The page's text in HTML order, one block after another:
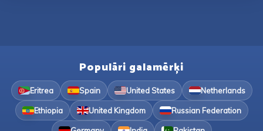
Populāri galamērķi
Eritrea Spain United States Netherlands
Ethiopia United Kingdom Russian Federation